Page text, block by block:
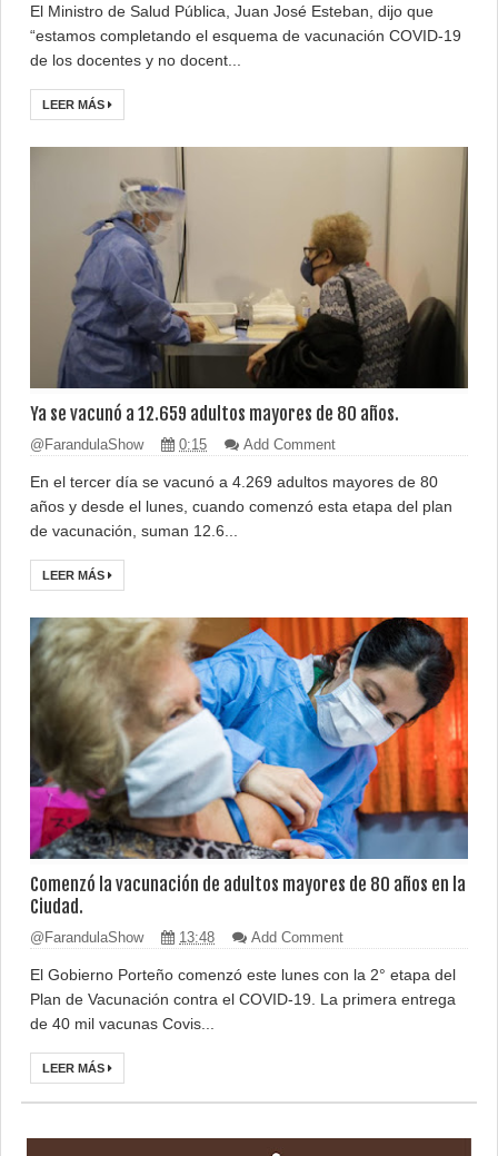
El Ministro de Salud Pública, Juan José Esteban, dijo que
“estamos completando el esquema de vacunación COVID-19
de los docentes y no docent...
LEER MÁS
Ya se vacunó a 12.659 adultos mayores de 80 años.
@FarandulaShow 0:15 Add Comment
En el tercer día se vacunó a 4.269 adultos mayores de 80
años y desde el lunes, cuando comenzó esta etapa del plan
de vacunación, suman 12.6...
LEER MÁS
Comenzó la vacunación de adultos mayores de 80 años en la
Ciudad.
@FarandulaShow 13:48 Add Comment
El Gobierno Porteño comenzó este lunes con la 2° etapa del
Plan de Vacunación contra el COVID-19. La primera entrega
de 40 mil vacunas Covis...
LEER MÁS